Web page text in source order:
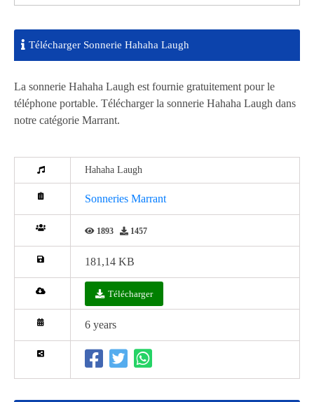
Télécharger Sonnerie Hahaha Laugh
La sonnerie Hahaha Laugh est fournie gratuitement pour le
téléphone portable. Télécharger la sonnerie Hahaha Laugh dans
notre catégorie Marrant.
Hahaha Laugh
Sonneries Marrant
1893 1457
181,14 KB
Télécharger
6 years